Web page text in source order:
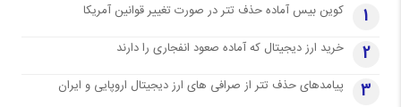
1 کوین بیس آماده حذف تتر در صورت تغییر قوانین آمریکا
2 خرید ارز دیجیتال که آماده صعود انفجاری را دارند
3 پیامدهای حذف تتر از صرافی های ارز دیجیتال اروپایی و ایران